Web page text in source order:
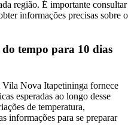
região. É importante consultar
informações precisas sobre o
tempo para 10 dias
Vila Nova Itapetininga fornece
esperadas ao longo desse
de temperatura,
informações para se preparar